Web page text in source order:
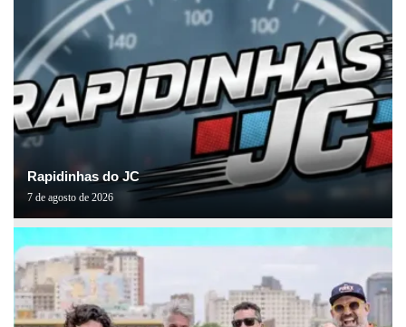
Rapidinhas do JC
7 de agosto de 2026